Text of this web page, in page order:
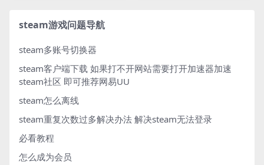
the Envisioned Land
steam游戏问题导航
steam多账号切换器
steam客户端下载 如果打不开网站需要打开加速器加速
steam社区 即可推荐网易UU
steam怎么离线
steam重复次数过多解决办法 解决steam无法登录
必看教程
怎么成为会员